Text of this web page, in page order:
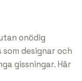
onödig
designar och
gissningar. Här